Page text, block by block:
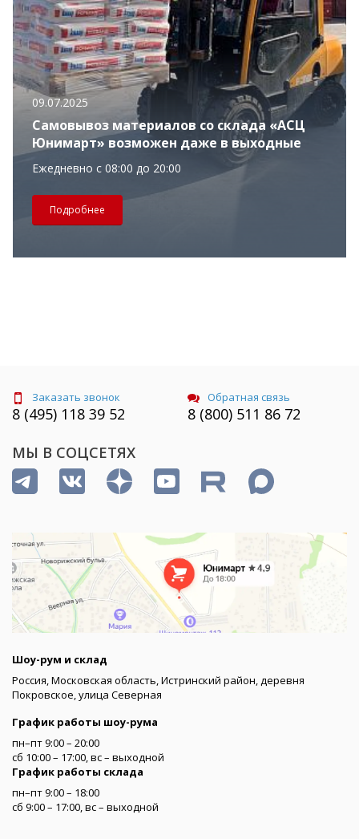
09.07.2025
Самовывоз материалов со склада «АСЦ
Юнимарт» возможен даже в выходные
Ежедневно с 08:00 до 20:00
Подробнее
Заказать звонок
8 (495) 118 39 52
Обратная связь
8 (800) 511 86 72
МЫ В СОЦСЕТЯХ
Шоу-рум и склад
Россия, Московская область, Истринский район, деревня
Покровское, улица Северная
График работы шоу-рума
пн–пт 9:00 – 20:00
сб 10:00 – 17:00, вс – выходной
График работы склада
пн–пт 9:00 – 18:00
сб 9:00 – 17:00, вс – выходной